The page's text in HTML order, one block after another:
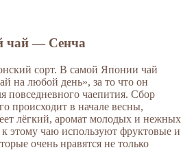
чай — Сенча
сорт. В самой Японии чай
на любой день», за то что он
повседневного чаепития. Сбор
происходит в начале весны,
лёгкий, аромат молодых и нежных
этому чаю используют фруктовые и
очень нравятся не только